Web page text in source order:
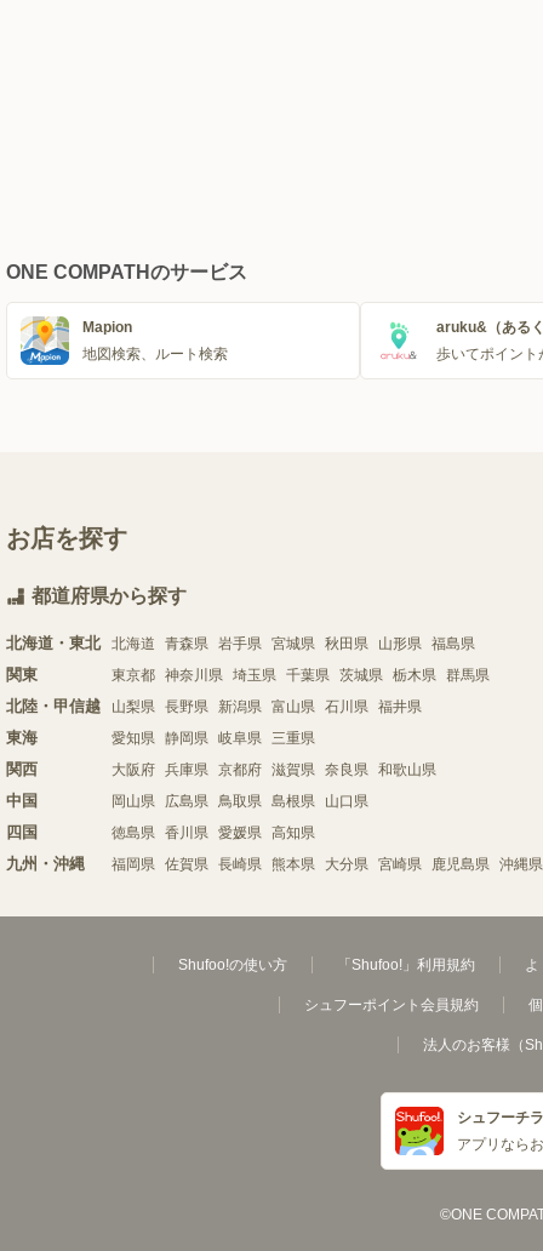
ONE COMPATHのサービス
Mapion
地図検索、ルート検索
aruku&（ある
歩いてポイント
お店を探す
都道府県から探す
北海道・東北 北海道 青森県 岩手県 宮城県 秋田県 山形県 福島県
関東 東京都 神奈川県 埼玉県 千葉県 茨城県 栃木県 群馬県
北陸・甲信越 山梨県 長野県 新潟県 富山県 石川県 福井県
東海 愛知県 静岡県 岐阜県 三重県
関西 大阪府 兵庫県 京都府 滋賀県 奈良県 和歌山県
中国 岡山県 広島県 鳥取県 島根県 山口県
四国 徳島県 香川県 愛媛県 高知県
九州・沖縄 福岡県 佐賀県 長崎県 熊本県 大分県 宮崎県 鹿児島県 沖縄県
Shufoo!の使い方 「Shufoo!」利用規約 よ
シュフーポイント会員規約
法人のお客様（
シュフーチ
アプリなら
©ONE